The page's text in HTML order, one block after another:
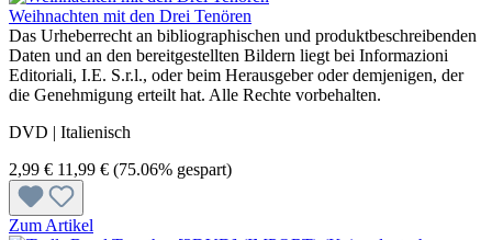
Weihnachten mit den Drei Tenören
Das Urheberrecht an bibliographischen und produktbeschreibenden
Daten und an den bereitgestellten Bildern liegt bei Informazioni
Editoriali, I.E. S.r.l., oder beim Herausgeber oder demjenigen, der
die Genehmigung erteilt hat. Alle Rechte vorbehalten.
DVD | Italienisch
2,99 € 11,99 € (75.06% gespart)
Zum Artikel